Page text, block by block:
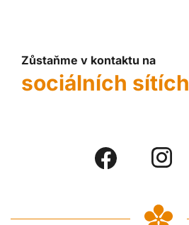
Zůstaňme v kontaktu na
sociálních sítích